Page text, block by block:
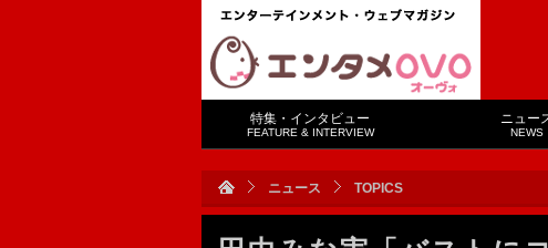
特集・インタビュー
FEATURE & INTERVIEW
ニュー
NEWS
ニュース TOPICS